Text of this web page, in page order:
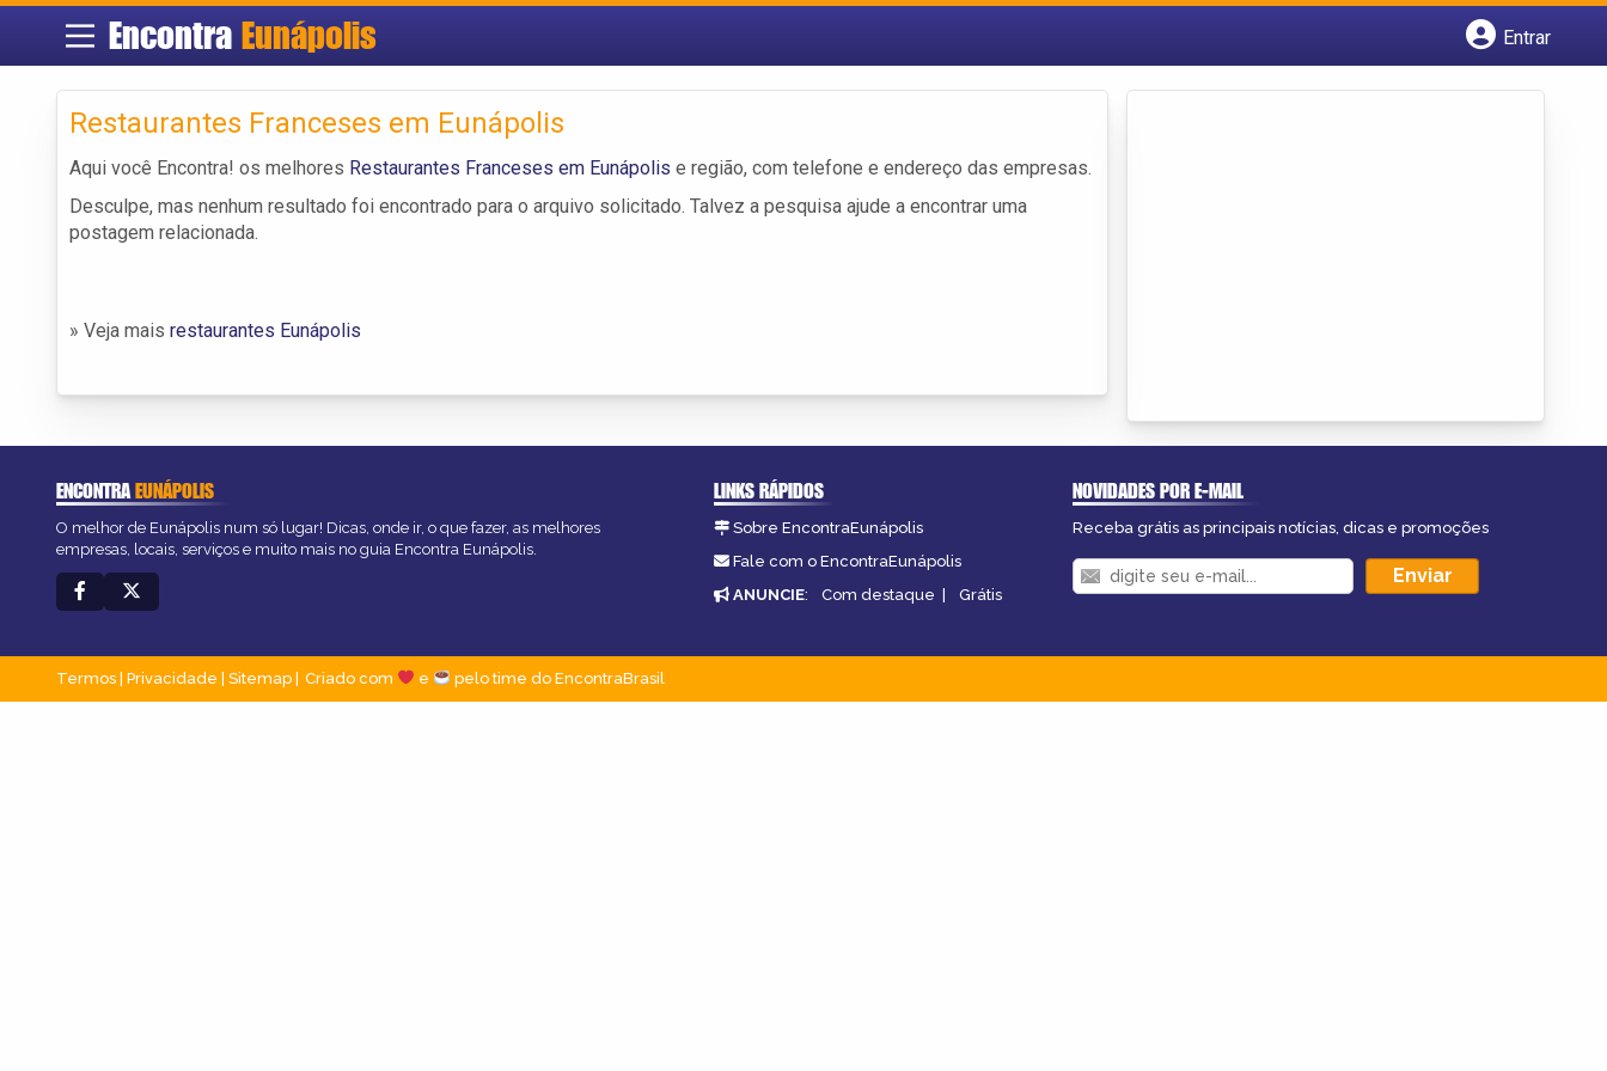
Encontra Eunápolis
Entrar
Restaurantes Franceses em Eunápolis
Aqui você Encontra! os melhores Restaurantes Franceses em Eunápolis e região, com telefone e endereço das empresas.
Desculpe, mas nenhum resultado foi encontrado para o arquivo solicitado. Talvez a pesquisa ajude a encontrar uma
postagem relacionada.
» Veja mais restaurantes Eunápolis
ENCONTRAEUNÁPOLIS
O melhor de Eunápolis num só lugar! Dicas, onde ir, o que fazer, as melhores
empresas, locais, serviços e muito mais no guia Encontra Eunápolis.
LINKS RÁPIDOS
Sobre EncontraEunápolis
Fale com o EncontraEunápolis
ANUNCIE: Com destaque | Grátis
NOVIDADES POR E-MAIL
Receba grátis as principais notícias, dicas e promoções
Termos Privacidade Sitemap Criado com e pelo time do EncontraBrasil